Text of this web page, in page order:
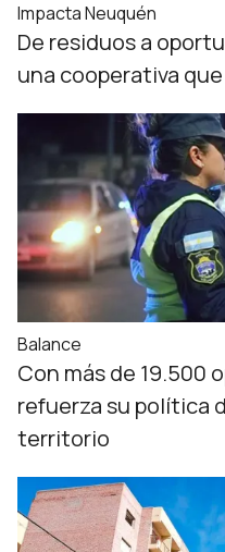
Impacta Neuquén
De residuos a
una cooperativa
Balance
Con más de 19.500
refuerza su política
territorio